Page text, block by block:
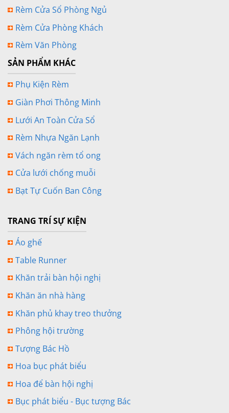
Rèm Cửa Sổ Phòng Ngủ
Rèm Cửa Phòng Khách
Rèm Văn Phòng
SẢN PHẨM KHÁC
Phụ Kiện Rèm
Giàn Phơi Thông Minh
Lưới An Toàn Cửa Sổ
Rèm Nhựa Ngăn Lạnh
Vách ngăn rèm tổ ong
Cửa lưới chống muỗi
Bạt Tự Cuốn Ban Công
TRANG TRÍ SỰ KIỆN
Áo ghế
Table Runner
Khăn trải bàn hội nghị
Khăn ăn nhà hàng
Khăn phủ khay treo thưởng
Phông hội trường
Tượng Bác Hồ
Hoa bục phát biểu
Hoa để bàn hội nghị
Bục phát biểu - Bục tượng Bác